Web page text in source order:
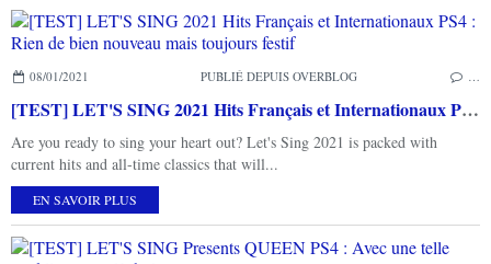
08/01/2021 PUBLIÉ DEPUIS OVERBLOG
[TEST] LET'S SING 2021 Hits Français et Internationaux PS4 : Rien de bien nouveau mais toujours festif
Are you ready to sing your heart out? Let's Sing 2021 is packed with
current hits and all-time classics that will...
EN SAVOIR PLUS